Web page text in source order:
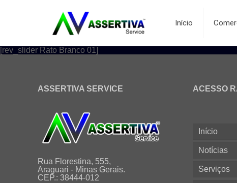
Início
[rev_slider Rato Branco 01]
ASSERTIVA SERVICE
Rua Florestina, 555,
Araguari - Minas Gerais.
CEP.: 38444-012
ACESSO
Início
Notícias
Serviços